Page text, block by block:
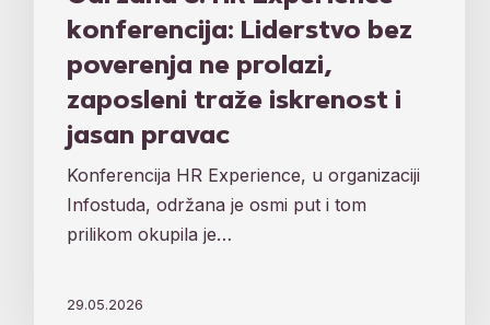
konferencija: Liderstvo bez
poverenja ne prolazi,
zaposleni traže iskrenost i
jasan pravac
Konferencija HR Experience, u organizaciji
Infostuda, održana je osmi put i tom
prilikom okupila je…
29.05.2026